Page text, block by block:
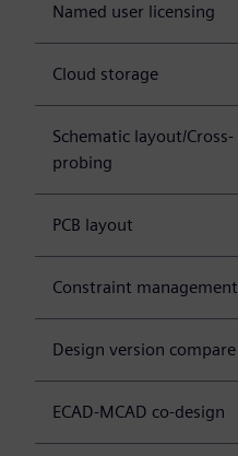
Named user licensing
Cloud storage
Schematic layout/Cross-
probing
PCB layout
Constraint management
Design version compare
ECAD-MCAD co-design